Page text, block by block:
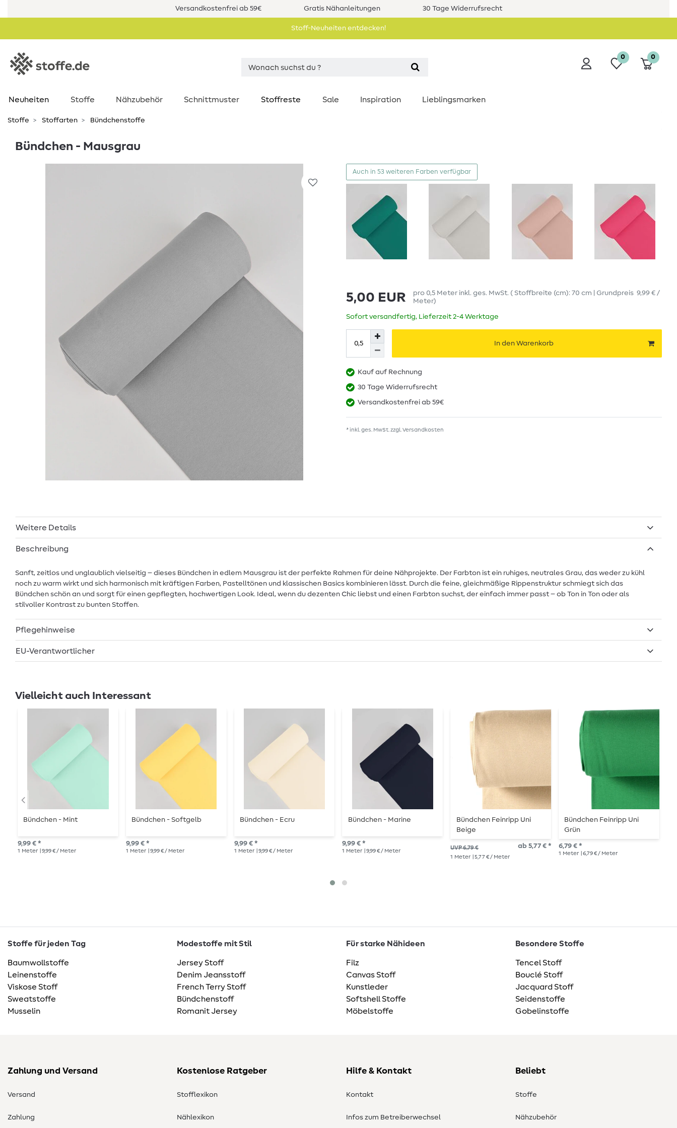
Versandkostenfrei ab 59€ Gratis Nähanleitungen 30 Tage Widerrufsrecht
Stoff-Neuheiten entdecken!
0 0
Neuheiten Stoffe Nähzubehör Schnittmuster Stoffreste Sale Inspiration Lieblingsmarken
Stoffe Stoffarten Bündchenstoffe
Bündchen - Mausgrau
Auch in 53 weiteren Farben verfügbar
5,00 EUR pro 0,5 Meter inkl. ges. MwSt. ( Stoffbreite (cm): 70 cm | Grundpreis 9,99 € /
Meter)
Sofort versandfertig, Lieferzeit 2-4 Werktage
In den Warenkorb
Kauf auf Rechnung
30 Tage Widerrufsrecht
Versandkostenfrei ab 59€
* inkl. ges. MwSt. zzgl. Versandkosten
Weitere Details
Beschreibung
Sanft, zeitlos und unglaublich vielseitig – dieses Bündchen in edlem Mausgrau ist der perfekte Rahmen für deine Nähprojekte. Der Farbton ist ein ruhiges, neutrales Grau, das weder zu kühl
noch zu warm wirkt und sich harmonisch mit kräftigen Farben, Pastelltönen und klassischen Basics kombinieren lässt. Durch die feine, gleichmäßige Rippenstruktur schmiegt sich das
Bündchen schön an und sorgt für einen gepflegten, hochwertigen Look. Ideal, wenn du dezenten Chic liebst und einen Farbton suchst, der einfach immer passt – ob Ton in Ton oder als
stilvoller Kontrast zu bunten Stoffen.
Pflegehinweise
EU-Verantwortlicher
Vielleicht auch Interessant
Bündchen - Mint
9,99 € *
1 Meter | 9,99 € / Meter
Bündchen - Softgelb
9,99 € *
1 Meter | 9,99 € / Meter
Bündchen - Ecru
9,99 € *
1 Meter | 9,99 € / Meter
Bündchen - Marine
9,99 € *
1 Meter | 9,99 € / Meter
Bündchen Feinripp Uni
Beige
UVP 6,79 € ab 5,77 € *
1 Meter | 5,77 € / Meter
Bündchen Feinripp Uni
Grün
6,79 € *
1 Meter | 6,79 € / Meter
Stoffe für jeden Tag
Baumwollstoffe
Leinenstoffe
Viskose Stoff
Sweatstoffe
Musselin
Modestoffe mit Stil
Jersey Stoff
Denim Jeansstoff
French Terry Stoff
Bündchenstoff
Romanit Jersey
Für starke Nähideen
Filz
Canvas Stoff
Kunstleder
Softshell Stoffe
Möbelstoffe
Besondere Stoffe
Tencel Stoff
Bouclé Stoff
Jacquard Stoff
Seidenstoffe
Gobelinstoffe
Zahlung und Versand
Versand
Zahlung
Kostenlose Ratgeber
Stofflexikon
Nählexikon
Hilfe & Kontakt
Kontakt
Infos zum Betreiberwechsel
Beliebt
Stoffe
Nähzubehör